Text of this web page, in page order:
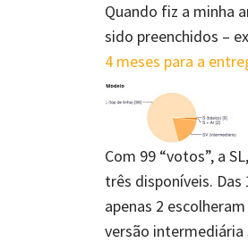
Quando fiz a minha
sido preenchidos –
4 meses para a
Com 99 “votos”, a
três disponíveis.
apenas 2
versão intermediária